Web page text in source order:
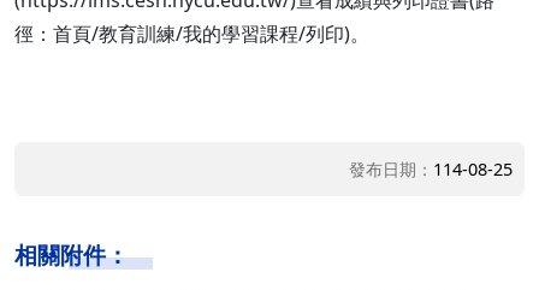
徑：首頁/教育訓練/我的學習課程/列印)。
發布日期： 114-08-25
相關附件：